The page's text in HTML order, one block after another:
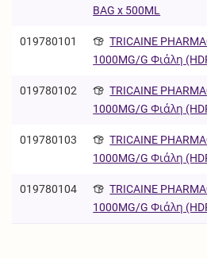
BAG x 500ML
019780101
TRICAINE
1000MG/G Φιάλη
019780102
TRICAINE
1000MG/G Φιάλη
019780103
TRICAINE
1000MG/G Φιάλη
019780104
TRICAINE
1000MG/G Φιάλη